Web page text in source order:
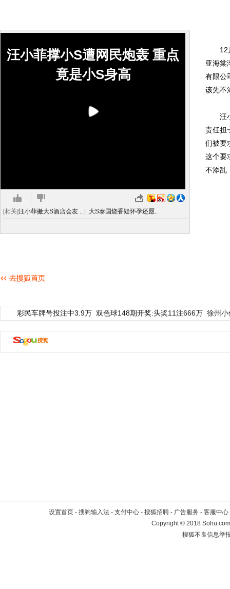
汪小菲撑小S遭网民炮轰 重点
竟是小S身高
[相关]汪小菲撇大S酒店会友 .. 大S泰国烧香疑怀孕还愿..
12月
亚海棠
有限公
该先不
汪小
责任担
们被要
这个要
不添乱
彩民车牌号投注中3.9万 双色球148期开奖:头奖11注666万 徐州
设置首页 - 搜狗输入法 - 支付中心 - 搜狐招聘 - 广告服务 - 客服中心
Copyright©2018
搜狐不良信息举